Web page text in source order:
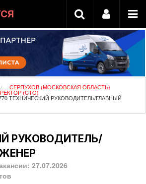
СЕРПУХОВ (МОСКОВСКАЯ ОБЛАСТЬ)
(CTO)
ТЕХНИЧЕСКИЙ РУКОВОДИТЕЛЬ/ГЛАВНЫЙ
РУКОВОДИТЕЛЬ/
27.07.2026